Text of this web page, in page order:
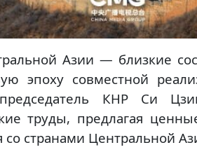
Азии — близкие
эпоху совместной
КНР Си
труды, предлагая
со странами Центральной